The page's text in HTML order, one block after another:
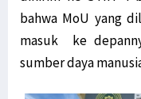
bahwa MoU yang
masuk ke
sumber daya